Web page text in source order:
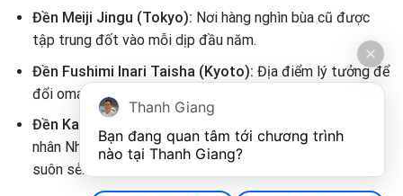
Đền Meiji Jingu (Tokyo): Nơi hàng nghìn bùa cũ được
tập trung đốt vào mỗi dịp đầu năm.
Đền Fushimi Inari Taisha (Kyoto): Địa điểm lý tưởng để
đổi omamori tài lộc và kinh doanh.
Đền Kanda Myojin (Tokyo):
nhân Nhật Bản muốn đổi bùa để cầu cho năm kinh doanh
suôn sẻ.
Thanh Giang
Bạn đang quan tâm tới chương trình
nào tại Thanh Giang?